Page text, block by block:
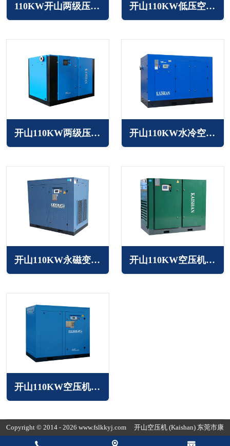
110KW开山两级压缩空压机 开山110KW低压空压机JN系列
开山110KW两级压缩变频空压机KLT系列 开山110KW水冷空压机LGS系列
开山110KW永磁变频空压机BMVF系列 开山110KW空压机LG系列
开山110KW空压机BK系列
Copyright © 2014 - 2026 www.fslkkyj.com 开山空压机 (Kaishan) 东莞市康
普达节能科技有限公司版权所有
粤ICP备19154118号-3 粤公网安备